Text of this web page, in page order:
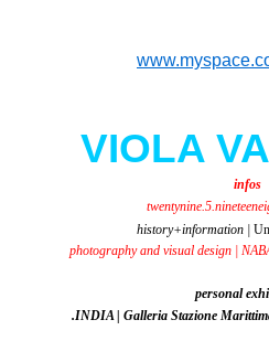
VIOLA
infos
history+information |
photography and visual design|
personal
.INDIA | Galleria Stazione